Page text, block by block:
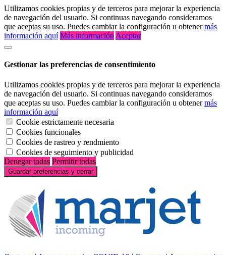
Utilizamos cookies propias y de terceros para mejorar la experiencia
de navegación del usuario. Si continuas navegando consideramos
que aceptas su uso. Puedes cambiar la configuración u obtenermás
información aquí Más información Aceptar
Gestionar las preferencias de consentimiento
Utilizamos cookies propias y de terceros para mejorar la experiencia
de navegación del usuario. Si continuas navegando consideramos
que aceptas su uso. Puedes cambiar la configuración u obtenermás
información aquí
Cookie estrictamente necesaria
Cookies funcionales
Cookies de rastreo y rendmiento
Cookies de seguimiento y publicidad
Denegar todas Permitir todas
Guardar preferencias y cerrar